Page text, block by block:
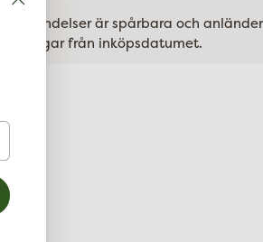
försändelser är spårbara och
från inköpsdatumet.